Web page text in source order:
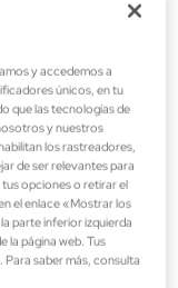
y accedemos a
únicos, en tu
que las tecnologías de
y nuestros
los rastreadores,
de ser relevantes para
opciones o retirar el
el enlace «Mostrar los
parte inferior izquierda
la página web. Tus
saber más, consulta